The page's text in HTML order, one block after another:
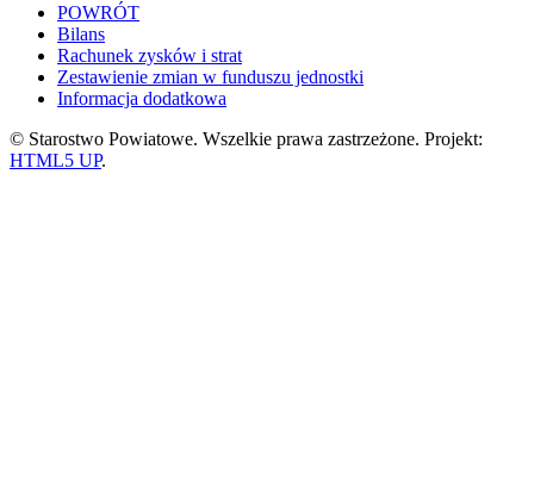
POWRÓT
Bilans
Rachunek zysków i strat
Zestawienie zmian w funduszu jednostki
Informacja dodatkowa
© Starostwo Powiatowe. Wszelkie prawa zastrzeżone. Projekt:
HTML5 UP.